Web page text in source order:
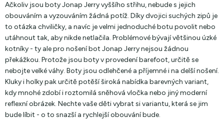
Ačkoliv jsou boty Jonap Jerry vyššího střihu, nebude s jejich
obouváním a vyzouváním žádná potíž. Díky dvojici suchých zipů je
to otázka chviličky, a navíc je velmi jednoduché botu povolit nebo
utáhnout tak, aby nikde netlačila. Problémové bývají většinou úzké
kotníky - ty ale pro nošení bot Jonap Jerry nejsou žádnou
překážkou. Protože jsou boty v provedení barefoot, určitě se
nebojte velké váhy. Boty jsou odlehčené a příjemné i na delší nošení.
Kluky i holky pak určitě potěší široká nabídka barevných variant,
kdy mnohé zdobí i roztomilá sněhová vločka nebo jiný moderní
reflexní obrázek. Nechte vaše děti vybrat si variantu, která se jim
bude líbit - o to snazší a rychlejší obouvání bude.